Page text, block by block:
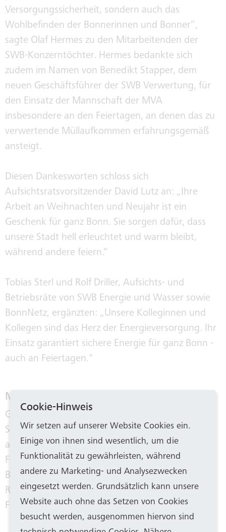
Versorgungssicherheit, sondern auch das
Wohlbefinden der Bonnerinnen und Bonner“,
sagte Olaf Hermes zu den Mitarbeitenden der
SWB-Konzerntöchter. Hermes bedankte sich
zudem im Namen von Benedikt Stapper, dem
neuen Geschäftsführer der SWB Verwertung, für
den Einsatz der Mannschaft der MVA
insbesondere an den Feiertagen, an denen das zu
verwertende Müllaufkommen erfahrungsgemäß
ansteigt.
Diesen Dankesworten schloss sich
Aufsichtsratsvorsitzender David Lutz an: „Ihre
Arbeit an Weihnachten und Neujahr ist ein
Geschenk für ganz Bonn. Sie sorgen dafür, dass
unsere Stadt hell erleuchtet und warm bleibt,
während andere feiern.“
Tobias Sterl und Rolf Driller, Aufsichts- und
Betriebsräte von SWB Energie und Wasser sowie
BonnNetz, ergänzten: „Unsere Kolleginnen und
Kollegen sind das Herz der Energieversorgung. Ihr
Einsatz garantiert sichere Energie für ganz Bonn -
auch an Feiertagen."
Mobilität mit Bus und Bahn
Gemeinsam ging es weiter zum Betriebshof von
SWB Bus und Bahn in Friesdorf. Von der Pforte
angefangen über Werkstatt, Disposition oder
Fahrbetrieb geben dort und an den Bahn-
Betriebshöfen in Dransdorf und Beuel alle ohne
Rücksicht auf Feiertage ihr Bestes, damit die
Fahrgäste sicher und schnell ankommen.
Cookie-Hinweis
Wir setzen auf unserer Website Cookies ein.
Einige von ihnen sind wesentlich, um die
Funktionalität zu gewährleisten, während
andere zu Marketing- und Analysezwecken
eingesetzt werden. Grundsätzlich kann unsere
Website auch ohne das Setzen von Cookies
besucht werden, ausgenommen hiervon sind